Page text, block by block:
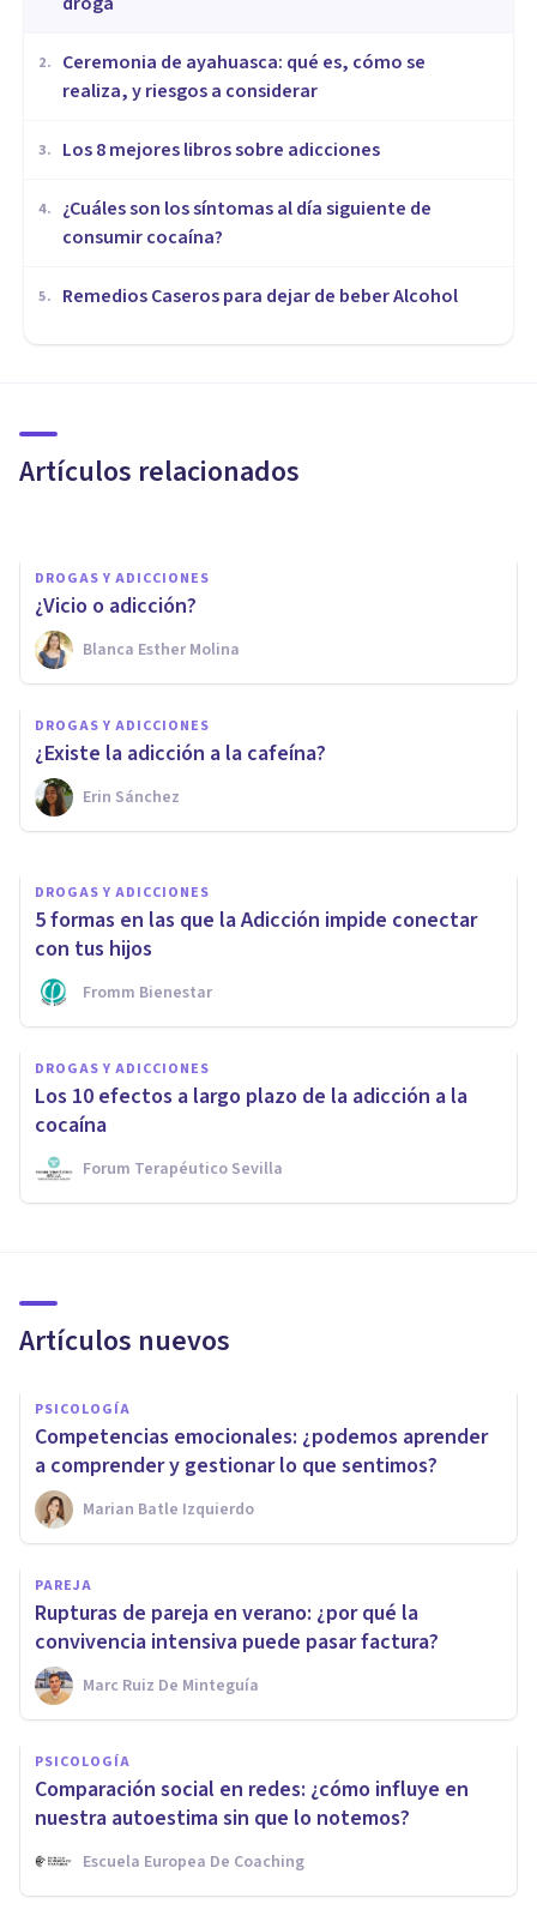
2.
Ceremonia de ayahuasca: qué es, cómo se
realiza, y riesgos a considerar
3. Los 8 mejores libros sobre adicciones
4.
¿Cuáles son los síntomas al día siguiente de
consumir cocaína?
5. Remedios Caseros para dejar de beber Alcohol
Artículos relacionados
las drogas y sus adicciones
DROGAS Y ADICCIONES
¿Vicio o adicción?
Blanca Esther Molina
DROGAS Y ADICCIONES
¿Existe la adicción a la cafeína?
Erin Sánchez
DROGAS Y ADICCIONES
¿Cómo funciona la adicción a la
cocaína?
Tomás Santa Cecilia
DROGAS Y ADICCIONES
5 formas en las que la Adicción impide conectar
con tus hijos
Fromm Bienestar
DROGAS Y ADICCIONES
Los 10 efectos a largo plazo de la adicción a la
cocaína
Forum Terapéutico Sevilla
Artículos nuevos
PSICOLOGÍA
Competencias emocionales: ¿podemos aprender
a comprender y gestionar lo que sentimos?
Marian Batle Izquierdo
PAREJA
Rupturas de pareja en verano: ¿por qué la
convivencia intensiva puede pasar factura?
Marc Ruiz De Minteguía
PSICOLOGÍA
Comparación social en redes: ¿cómo influye en
nuestra autoestima sin que lo notemos?
Escuela Europea De Coaching